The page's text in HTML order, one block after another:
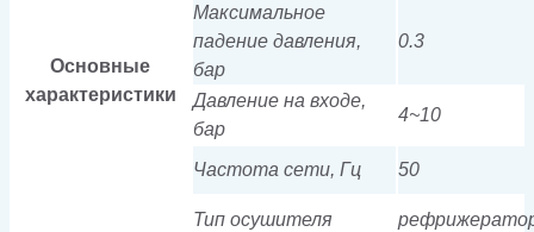
Основные
характеристики
Максимальное
падение давления,
бар
0.3
Давление на входе,
бар
4~10
Частота сети, Гц 50
Тип осушителя